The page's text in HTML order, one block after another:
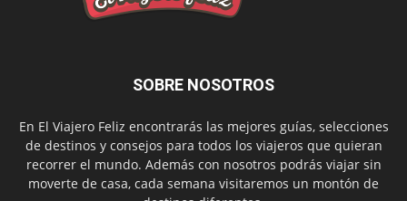
SOBRE NOSOTROS
En El Viajero Feliz encontrarás las mejores guías, selecciones
de destinos y consejos para todos los viajeros que quieran
recorrer el mundo. Además con nosotros podrás viajar sin
moverte de casa, cada semana visitaremos un montón de